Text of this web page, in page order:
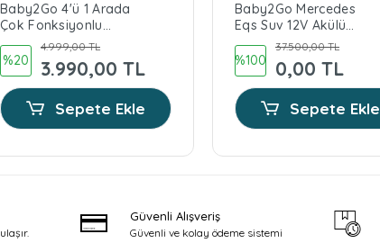
Baby2Go 4'ü 1 Arada
Çok Fonksiyonlu
Aktivite Masası Yürüteç
- Yeşil
%20
4.999,00 TL
3.990,00 TL
Sepete Ekle
Baby2Go Mercedes
Eqs Suv 12V Akülü
Araba Siyah
%100
37.500,00 TL
0,00 TL
Sepete Ekle
Güvenli Alışveriş
Güvenli ve kolay ödeme sistemi